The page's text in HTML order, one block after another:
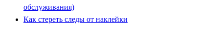
обслуживания)
Как стереть следы от наклейки